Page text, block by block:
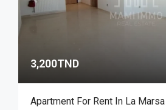
3,200TND
Apartment For Rent In La Marsa